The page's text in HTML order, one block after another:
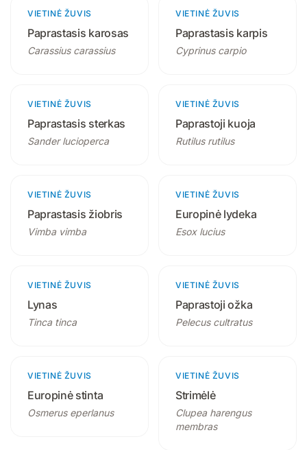
2 produktai
VIETINĖ ŽUVIS
Paprastasis karosas
Carassius carassius
3 produktai
VIETINĖ ŽUVIS
Paprastasis karpis
Cyprinus carpio
2 produktai
VIETINĖ ŽUVIS
Paprastasis sterkas
Sander lucioperca
2 produktai
VIETINĖ ŽUVIS
Paprastoji kuoja
Rutilus rutilus
2 produktai
VIETINĖ ŽUVIS
Paprastasis žiobris
Vimba vimba
3 produktai
VIETINĖ ŽUVIS
Europinė lydeka
Esox lucius
2 produktai
VIETINĖ ŽUVIS
Lynas
Tinca tinca
2 produktai
VIETINĖ ŽUVIS
Paprastoji ožka
Pelecus cultratus
2 produktai
VIETINĖ ŽUVIS
Europinė stinta
Osmerus eperlanus
2 produktai
VIETINĖ ŽUVIS
Strimėlė
Clupea harengus
membras